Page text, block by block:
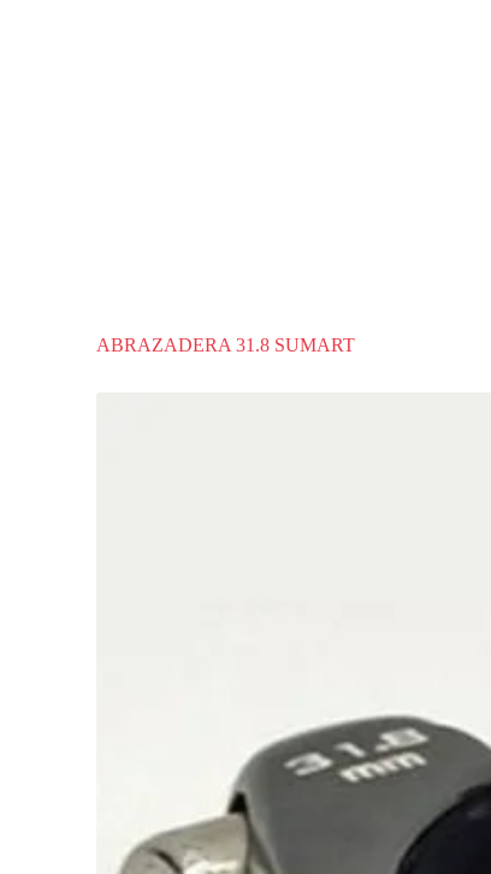
ABRAZADERA 31.8 SUMART